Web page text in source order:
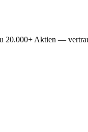
20.000+ Aktien —